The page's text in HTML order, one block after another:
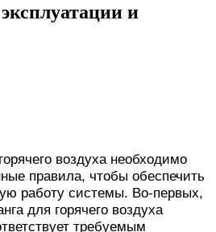
и
воздуха необходимо
правила, чтобы обеспечить
работу системы. Во-первых,
для горячего воздуха
требуемым